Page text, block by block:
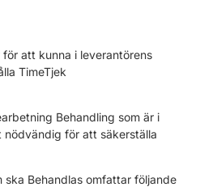
att kunna i leverantörens
TimeTjek
Behandling som är i
för att säkerställa
ska Behandlas omfattar följande